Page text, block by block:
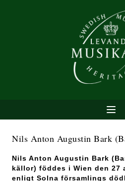
Nils Anton Augustin Bark
Nils Anton Augustin Bark
källor) föddes i Wien den 27
enligt Solna församlings